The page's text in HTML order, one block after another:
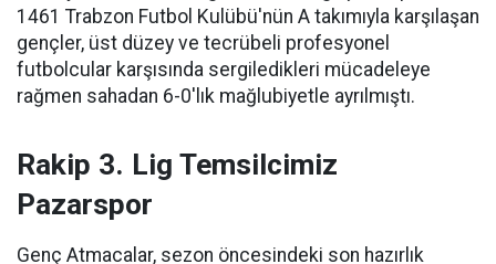
1461 Trabzon Futbol Kulübü'nün A takımıyla karşılaşan
gençler, üst düzey ve tecrübeli profesyonel
futbolcular karşısında sergiledikleri mücadeleye
rağmen sahadan 6-0'lık mağlubiyetle ayrılmıştı.
Rakip 3. Lig Temsilcimiz
Pazarspor
Genç Atmacalar, sezon öncesindeki son hazırlık